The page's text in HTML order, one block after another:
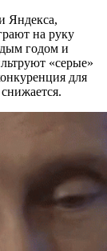
Яндекса,
на руку
годом и
«серые»
для